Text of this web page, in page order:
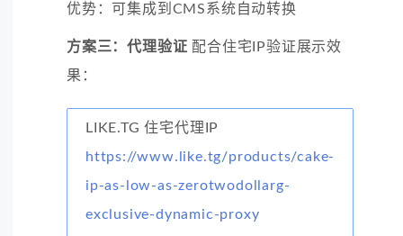
优势：可集成到CMS系统自动转换
方案三：代理验证 配合住宅IP验证展示效
果：
LIKE.TG 住宅代理IP
https://www.like.tg/products/cake-
ip-as-low-as-zerotwodollarg-
exclusive-dynamic-proxy